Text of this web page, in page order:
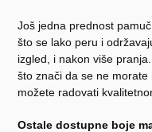
Još jedna prednost
što se lako peru i
izgled, i nakon više
što znači da se ne
možete radovati
Ostale dostupne boje